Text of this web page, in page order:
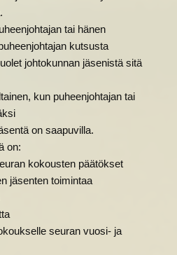
tai hänen
kutsusta
johtokunnan jäsenistä sitä
kun puheenjohtajan tai
on saapuvilla.
on:
kokousten päätökset
jäsenten toimintaa
seuran vuosi- ja